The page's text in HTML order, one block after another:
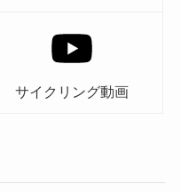
サイクリング動画